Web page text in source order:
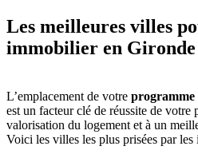
Les meilleures villes
immobilier en Gironde
L’emplacement de votre
est un facteur clé de réussite de votre
valorisation du logement et à un
Voici les villes les plus prisées par les